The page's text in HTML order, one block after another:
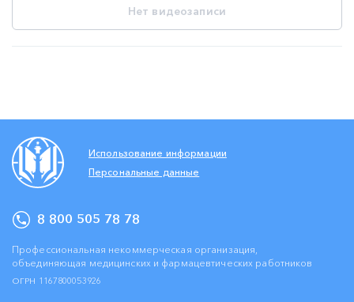
Нет видеозаписи
Использование информации
Персональные данные
8 800 505 78 78
Профессиональная некоммерческая организация,
объединяющая медицинских и фармацевтических работников
ОГРН 1167800053926